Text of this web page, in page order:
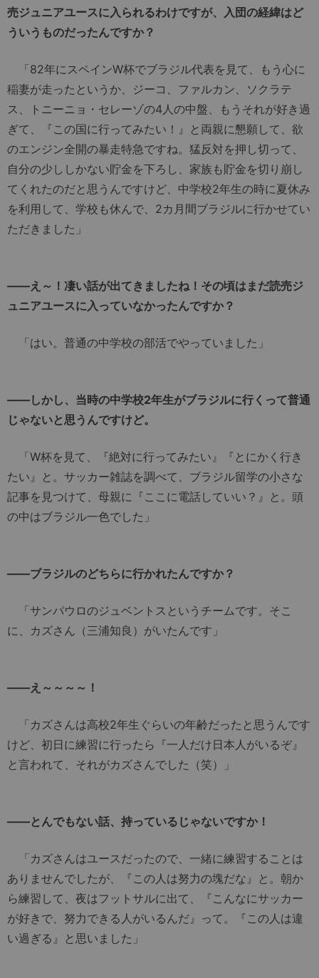
売ジュニアユースに入られるわけですが、入団の経緯はど
ういうものだったんですか？
「82年にスペインW杯でブラジル代表を見て、もう心に
稲妻が走ったというか、ジーコ、ファルカン、ソクラテ
ス、トニーニョ・セレーゾの4人の中盤、もうそれが好き過
ぎて、『この国に行ってみたい！』と両親に懇願して、欲
のエンジン全開の暴走特急ですね。猛反対を押し切って、
自分の少ししかない貯金を下ろし、家族も貯金を切り崩し
てくれたのだと思うんですけど、中学校2年生の時に夏休み
を利用して、学校も休んで、2カ月間ブラジルに行かせてい
ただきました」
――え～！凄い話が出てきましたね！その頃はまだ読売ジ
ュニアユースに入っていなかったんですか？
「はい。普通の中学校の部活でやっていました」
――しかし、当時の中学校2年生がブラジルに行くって普通
じゃないと思うんですけど。
「W杯を見て、『絶対に行ってみたい』『とにかく行き
たい』と。サッカー雑誌を調べて、ブラジル留学の小さな
記事を見つけて、母親に『ここに電話していい？』と。頭
の中はブラジル一色でした」
――ブラジルのどちらに行かれたんですか？
「サンパウロのジュベントスというチームです。そこ
に、カズさん（三浦知良）がいたんです」
――え～～～～！
「カズさんは高校2年生ぐらいの年齢だったと思うんです
けど、初日に練習に行ったら『一人だけ日本人がいるぞ』
と言われて、それがカズさんでした（笑）」
――とんでもない話、持っているじゃないですか！
「カズさんはユースだったので、一緒に練習することは
ありませんでしたが、『この人は努力の塊だな』と。朝か
ら練習して、夜はフットサルに出て、『こんなにサッカー
が好きで、努力できる人がいるんだ』って。『この人は違
い過ぎる』と思いました」